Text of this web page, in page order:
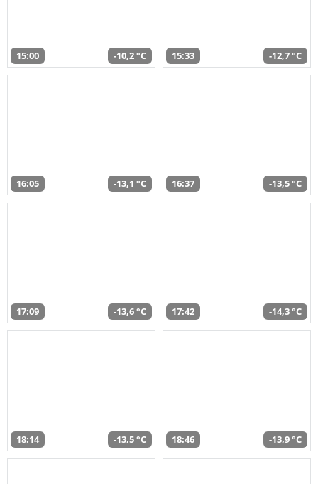
15:00 -10,2 °C 15:33 -12,7 °C
16:05 -13,1 °C 16:37 -13,5 °C
17:09 -13,6 °C 17:42 -14,3 °C
18:14 -13,5 °C 18:46 -13,9 °C